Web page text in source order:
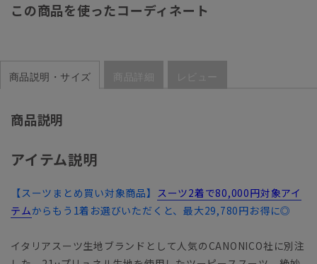
この商品を使ったコーディネート
商品説明・サイズ 商品詳細 レビュー
商品説明
アイテム説明
【スーツまとめ買い対象商品】 スーツ2着で80,000円対象アイ
テムからもう1着お選びいただくと、最大29,780円お得に◎
イタリアスーツ生地ブランドとして人気のCANONICO社に別注